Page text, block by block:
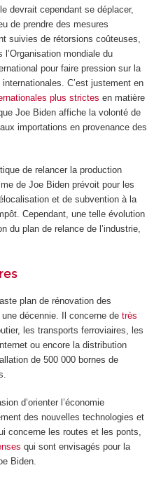
devrait cependant se déplacer,
de prendre des mesures
suivies de rétorsions coûteuses,
l’Organisation mondiale du
pour faire pression sur la
C’est justement en
plus strictes en matière
Joe Biden affiche la volonté de
importations en provenance des
de relancer la production
de Joe Biden prévoit pour les
et de subvention à la
Cependant, une telle évolution
du plan de relance de l’industrie,
plan de rénovation des
décennie. Il concerne de très
les transports ferroviaires, les
ou encore la distribution
de 500 000 bornes de
d’orienter l’économie
des nouvelles technologies et
concerne les routes et les ponts,
qui sont envisagés pour la
Biden.